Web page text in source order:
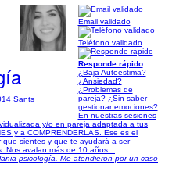
Sants
Email validado
Teléfono validado
Responde rápido
¿Baja Autoestima?
¿Ansiedad?
¿Problemas de
pareja? ¿Sin saber
gestionar emociones?
En nuestras sesiones
y/o en pareja adaptada a tus
y a COMPRENDERLAS. Ese es el
que sientes y que te ayudará a ser
Nos avalan más de 10 años...
psicología. Me atendieron por un caso